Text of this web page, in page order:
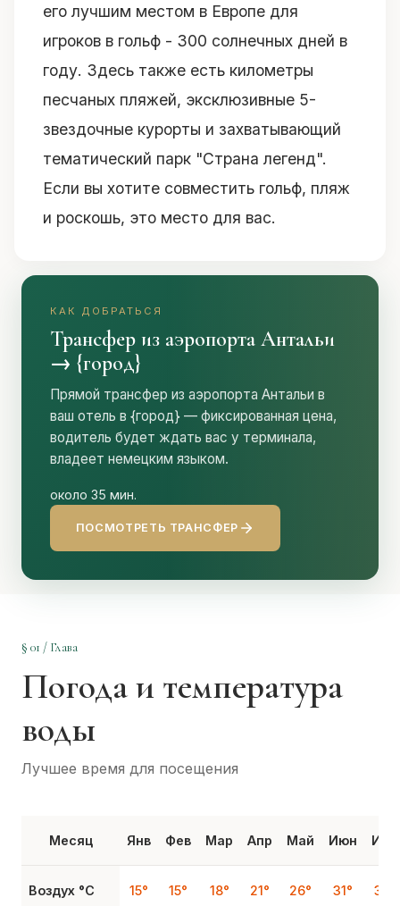
его лучшим местом в Европе для
игроков в гольф - 300 солнечных дней в
году. Здесь также есть километры
песчаных пляжей, эксклюзивные 5-
звездочные курорты и захватывающий
тематический парк "Страна легенд".
Если вы хотите совместить гольф, пляж
и роскошь, это место для вас.
КАК ДОБРАТЬСЯ
Трансфер из аэропорта Антальи
→ {город}
Прямой трансфер из аэропорта Антальи в
ваш отель в {город} — фиксированная цена,
водитель будет ждать вас у терминала,
владеет немецким языком.
около 35 мин.
ПОСМОТРЕТЬ ТРАНСФЕР
§ 01 / Глава
Погода и температура
воды
Лучшее время для посещения
Месяц Янв Фев Мар Апр Май Июн Июл
Воздух °C 15° 15° 18° 21° 26° 31° 34°